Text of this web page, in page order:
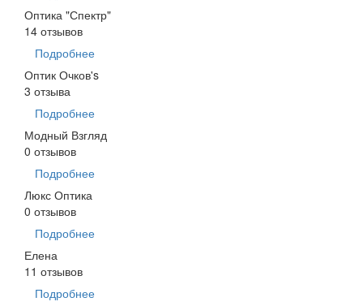
Оптика "Спектр"
14 отзывов
Подробнее
Оптик Очков's
3 отзыва
Подробнее
Модный Взгляд
0 отзывов
Подробнее
Люкс Оптика
0 отзывов
Подробнее
Елена
11 отзывов
Подробнее